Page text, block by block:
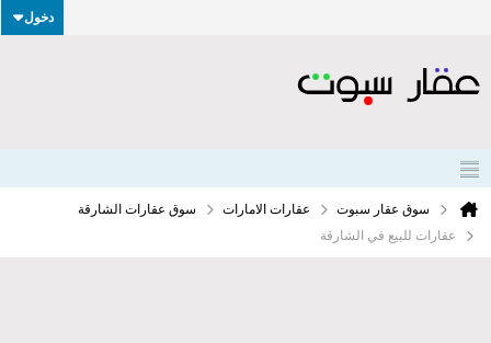
دخول
سوق عقار سبوت عقارات الامارات
سوق عقارات الشارقة
عقارات للبيع في الشارقة